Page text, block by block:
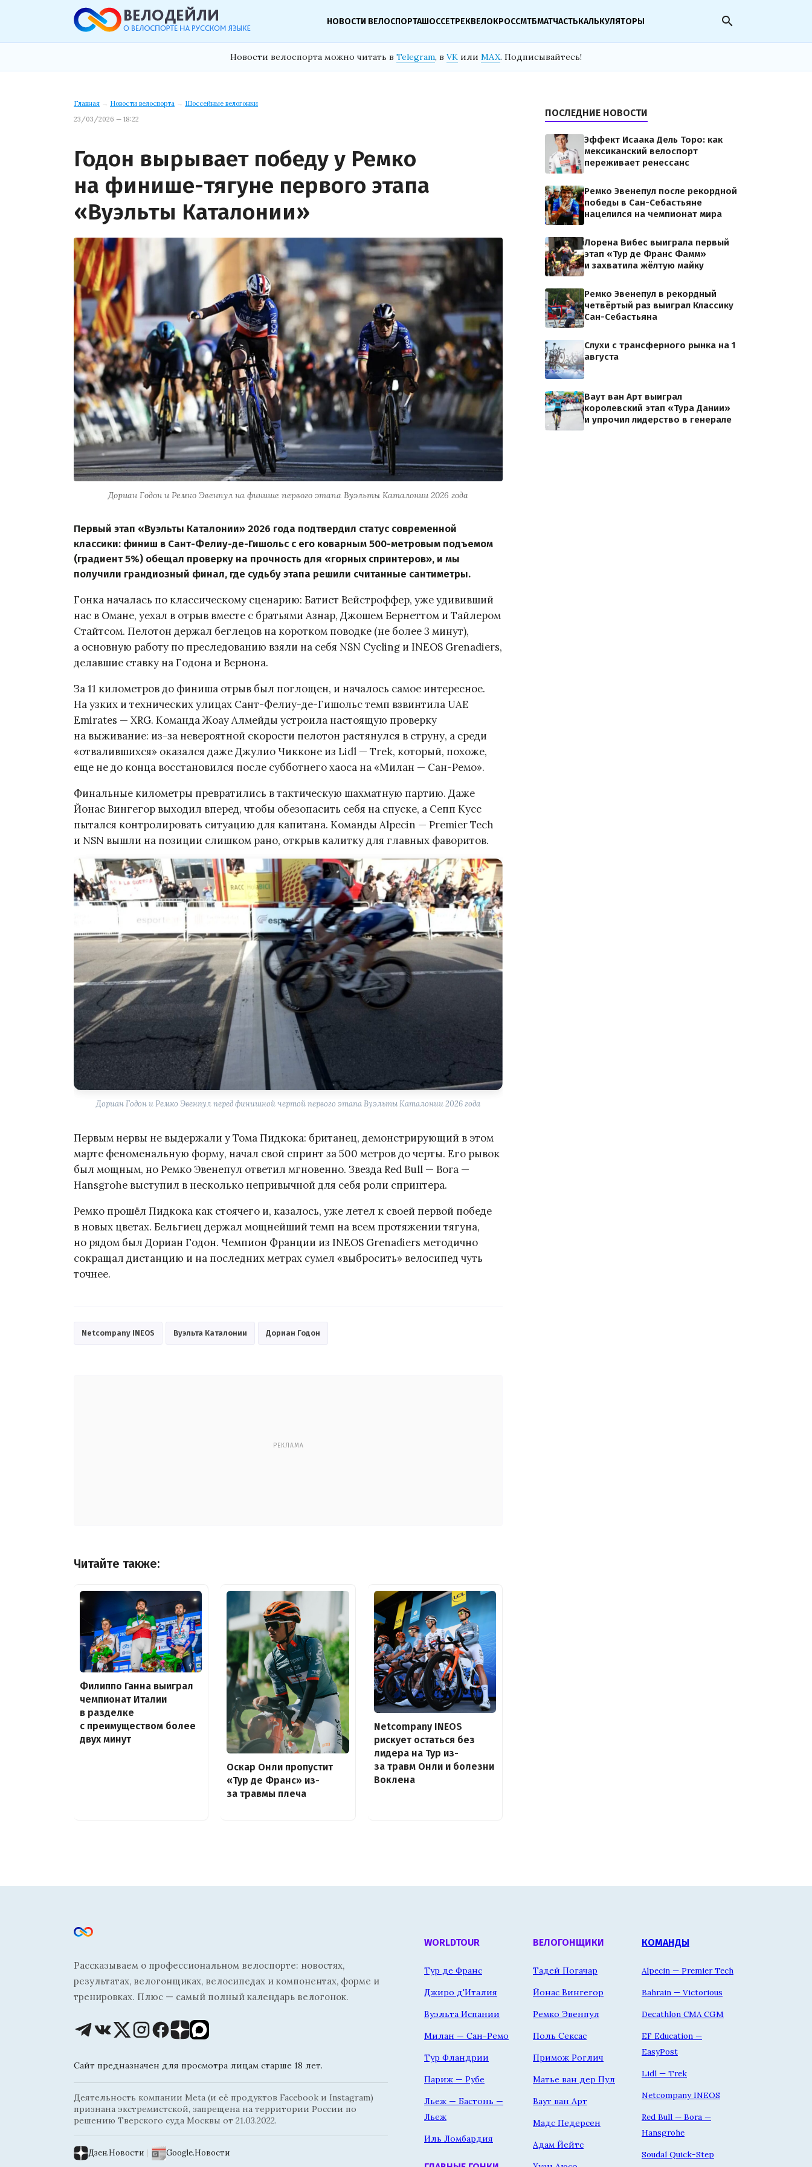
НОВОСТИ ВЕЛОСПОРТАШОССЕТРЕКВЕЛОКРОССМТБМАТЧАСТЬКАЛЬКУЛЯТОРЫ search
Новости велоспорта можно читать в Telegram, в VK или MAX. Подписывайтесь!
Главная → Новости велоспорта → Шоссейные велогонки
23/03/2026 — 18:22
Годон вырывает победу у Ремко
на финише-тягуне первого этапа
«Вуэльты Каталонии»
Дориан Годон и Ремко Эвенпул на финише первого этапа Вуэльты Каталонии 2026 года
Первый этап «Вуэльты Каталонии» 2026 года подтвердил статус современной
классики: финиш в Сант-Фелиу-де-Гишольс с его коварным 500-метровым подъемом
(градиент 5%) обещал проверку на прочность для «горных спринтеров», и мы
получили грандиозный финал, где судьбу этапа решили считанные сантиметры.
Гонка началась по классическому сценарию: Батист Вейстроффер, уже удививший
нас в Омане, уехал в отрыв вместе с братьями Азнар, Джошем Бернеттом и Тайлером
Стайтсом. Пелотон держал беглецов на коротком поводке (не более 3 минут),
а основную работу по преследованию взяли на себя NSN Cycling и INEOS Grenadiers,
делавшие ставку на Годона и Вернона.
За 11 километров до финиша отрыв был поглощен, и началось самое интересное.
На узких и технических улицах Сант-Фелиу-де-Гишольс темп взвинтила UAE
Emirates — XRG. Команда Жоау Алмейды устроила настоящую проверку
на выживание: из-за невероятной скорости пелотон растянулся в струну, а среди
«отвалившихся» оказался даже Джулио Чикконе из Lidl — Trek, который, похоже,
еще не до конца восстановился после субботнего хаоса на «Милан — Сан-Ремо».
Финальные километры превратились в тактическую шахматную партию. Даже
Йонас Вингегор выходил вперед, чтобы обезопасить себя на спуске, а Сепп Кусс
пытался контролировать ситуацию для капитана. Команды Alpecin — Premier Tech
и NSN вышли на позиции слишком рано, открыв калитку для главных фаворитов.
Дориан Годон и Ремко Эвенпул перед финишной чертой первого этапа Вуэльты Каталонии 2026 года
Первым нервы не выдержали у Тома Пидкока: британец, демонстрирующий в этом
марте феноменальную форму, начал свой спринт за 500 метров до черты. Его рывок
был мощным, но Ремко Эвенепул ответил мгновенно. Звезда Red Bull — Bora —
Hansgrohe выступил в несколько непривычной для себя роли спринтера.
Ремко прошёл Пидкока как стоячего и, казалось, уже летел к своей первой победе
в новых цветах. Бельгиец держал мощнейший темп на всем протяжении тягуна,
но рядом был Дориан Годон. Чемпион Франции из INEOS Grenadiers методично
сокращал дистанцию и на последних метрах сумел «выбросить» велосипед чуть
точнее.
Netcompany INEOS Вуэльта Каталонии Дориан Годон
РЕКЛАМА
Читайте также:
Филиппо Ганна выиграл
чемпионат Италии
в разделке
с преимуществом более
двух минут
Оскар Онли пропустит
«Тур де Франс» из-
за травмы плеча
Netcompany INEOS
рискует остаться без
лидера на Тур из-
за травм Онли и болезни
Воклена
ПОСЛЕДНИЕ НОВОСТИ
Эффект Исаака Дель Торо: как
мексиканский велоспорт
переживает ренессанс
Ремко Эвенепул после рекордной
победы в Сан-Себастьяне
нацелился на чемпионат мира
Лорена Вибес выиграла первый
этап «Тур де Франс Фамм»
и захватила жёлтую майку
Ремко Эвенепул в рекордный
четвёртый раз выиграл Классику
Сан-Себастьяна
Слухи с трансферного рынка на 1
августа
Ваут ван Арт выиграл
королевский этап «Тура Дании»
и упрочил лидерство в генерале
Рассказываем о профессиональном велоспорте: новостях,
результатах, велогонщиках, велосипедах и компонентах, форме и
тренировках. Плюс — самый полный календарь велогонок.
Сайт предназначен для просмотра лицам старше 18 лет.
Деятельность компании Meta (и её продуктов Facebook и Instagram)
признана экстремистской, запрещена на территории России по
решению Тверского суда Москвы от 21.03.2022.
Дзен.Новости | Google.Новости
WORLDTOUR
Тур де Франс
Джиро д'Италия
Вуэльта Испании
Милан — Сан-Ремо
Тур Фландрии
Париж — Рубе
Льеж — Бастонь —
Льеж
Иль Ломбардия
ВЕЛОГОНЩИКИ
Тадей Погачар
Йонас Вингегор
Ремко Эвенпул
Поль Сексас
Примож Роглич
Матье ван дер Пул
Ваут ван Арт
Мадс Педерсен
Адам Йейтс
КОМАНДЫ
Alpecin — Premier Tech
Bahrain — Victorious
Decathlon CMA CGM
EF Education —
EasyPost
Lidl — Trek
Netcompany INEOS
Red Bull — Bora —
Hansgrohe
Soudal Quick-Step